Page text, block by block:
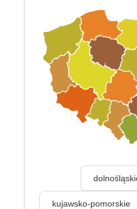
kujawsko-pomorskie